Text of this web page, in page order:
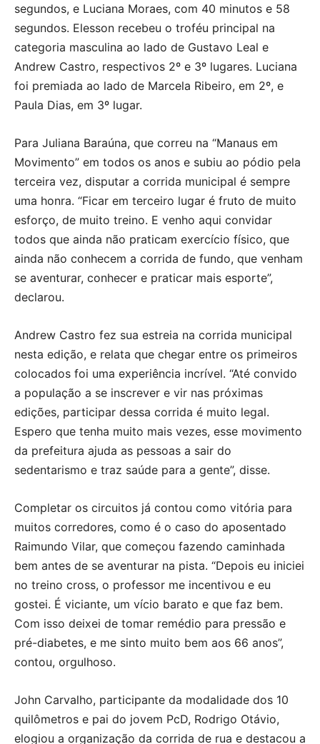
segundos, e Luciana Moraes, com 40 minutos e 58
segundos. Elesson recebeu o troféu principal na
categoria masculina ao lado de Gustavo Leal e
Andrew Castro, respectivos 2º e 3º lugares. Luciana
foi premiada ao lado de Marcela Ribeiro, em 2º, e
Paula Dias, em 3º lugar.
Para Juliana Baraúna, que correu na “Manaus em
Movimento” em todos os anos e subiu ao pódio pela
terceira vez, disputar a corrida municipal é sempre
uma honra. “Ficar em terceiro lugar é fruto de muito
esforço, de muito treino. E venho aqui convidar
todos que ainda não praticam exercício físico, que
ainda não conhecem a corrida de fundo, que venham
se aventurar, conhecer e praticar mais esporte”,
declarou.
Andrew Castro fez sua estreia na corrida municipal
nesta edição, e relata que chegar entre os primeiros
colocados foi uma experiência incrível. “Até convido
a população a se inscrever e vir nas próximas
edições, participar dessa corrida é muito legal.
Espero que tenha muito mais vezes, esse movimento
da prefeitura ajuda as pessoas a sair do
sedentarismo e traz saúde para a gente”, disse.
Completar os circuitos já contou como vitória para
muitos corredores, como é o caso do aposentado
Raimundo Vilar, que começou fazendo caminhada
bem antes de se aventurar na pista. “Depois eu iniciei
no treino cross, o professor me incentivou e eu
gostei. É viciante, um vício barato e que faz bem.
Com isso deixei de tomar remédio para pressão e
pré-diabetes, e me sinto muito bem aos 66 anos”,
contou, orgulhoso.
John Carvalho, participante da modalidade dos 10
quilômetros e pai do jovem PcD, Rodrigo Otávio,
elogiou a organização da corrida de rua e destacou a